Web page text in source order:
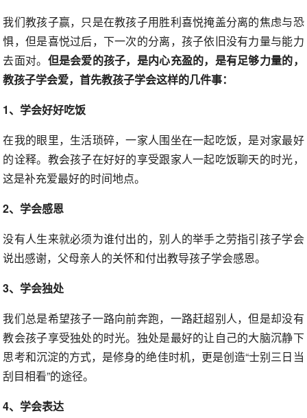
我们教孩子赢，只是在教孩子用胜利喜悦掩盖分离的焦虑与恐
惧，但是喜悦过后，下一次的分离，孩子依旧没有力量与能力
去面对。 但是会爱的孩子，是内心充盈的，是有足够力量的，
教孩子学会爱，首先教孩子学会这样的几件事：
1、学会好好吃饭
在我的眼里，生活琐碎，一家人围坐在一起吃饭，是对家最好
的诠释。教会孩子在好好的享受跟家人一起吃饭聊天的时光，
这是补充爱最好的时间地点。
2、学会感恩
没有人生来就必须为谁付出的，别人的举手之劳指引孩子学会
说出感谢，父母亲人的关怀和付出教导孩子学会感恩。
3、学会独处
我们总是希望孩子一路向前奔跑，一路赶超别人，但是却没有
教会孩子享受独处的时光。独处是最好的让自己的大脑沉静下
思考和沉淀的方式，是修身的绝佳时机，更是创造“士别三日当
刮目相看”的途径。
4、学会表达